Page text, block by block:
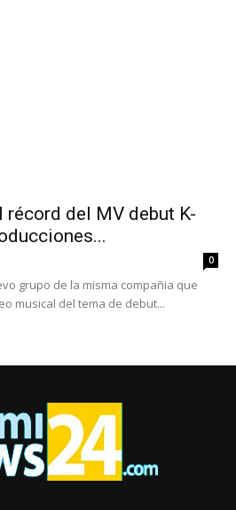
récord del MV debut K-
0
grupo de la misma compañia que
musical del tema de debut...